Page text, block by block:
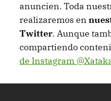
anuncien. Toda
realizaremos en
Twitter. Aunque
compartiendo
de Instagram